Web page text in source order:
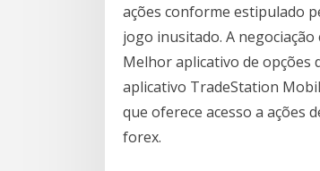
ações conforme estipulado
jogo inusitado. A
Melhor aplicativo de opções
aplicativo TradeStation
que oferece acesso a ações
forex.